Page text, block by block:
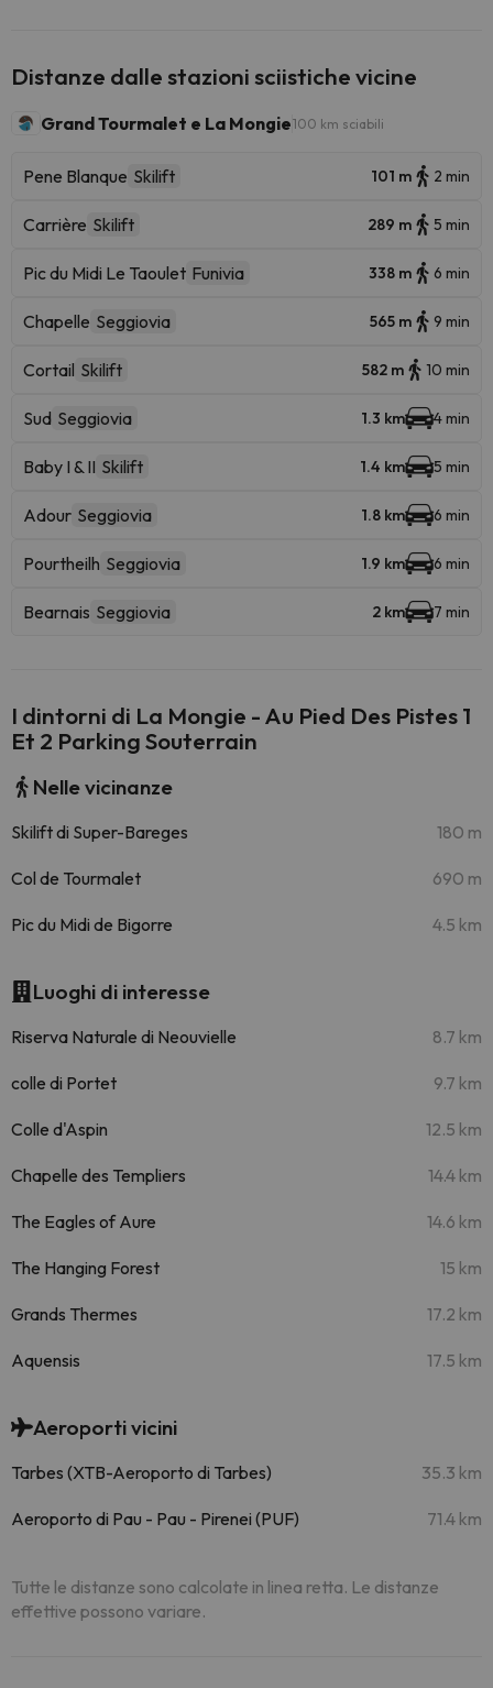
Distanze dalle stazioni sciistiche vicine
Grand Tourmalet e La Mongie100 km sciabili
Pene Blanque Skilift 101 m 2 min
Carrière Skilift 289 m 5 min
Pic du Midi Le Taoulet Funivia 338 m 6 min
Chapelle Seggiovia 565 m 9 min
Cortail Skilift 582 m 10 min
Sud Seggiovia 1.3 km 4 min
Baby I & II Skilift 1.4 km 5 min
Adour Seggiovia 1.8 km 6 min
Pourtheilh Seggiovia 1.9 km 6 min
Bearnais Seggiovia 2 km 7 min
I dintorni di La Mongie - Au Pied Des Pistes 1
Et 2 Parking Souterrain
Nelle vicinanze
Skilift di Super-Bareges 180 m
Col de Tourmalet 690 m
Pic du Midi de Bigorre 4.5 km
Luoghi di interesse
Riserva Naturale di Neouvielle 8.7 km
colle di Portet 9.7 km
Colle d'Aspin 12.5 km
Chapelle des Templiers 14.4 km
The Eagles of Aure 14.6 km
The Hanging Forest 15 km
Grands Thermes 17.2 km
Aquensis 17.5 km
Aeroporti vicini
Tarbes (XTB-Aeroporto di Tarbes) 35.3 km
Aeroporto di Pau - Pau - Pirenei (PUF) 71.4 km
Tutte le distanze sono calcolate in linea retta. Le distanze
effettive possono variare.